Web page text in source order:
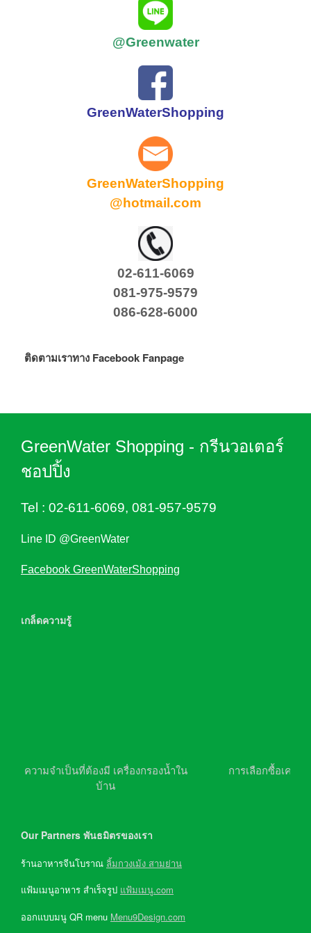
@Greenwater
GreenWaterShopping
GreenWaterShopping
@hotmail.com
02-611-6069
081-975-9579
086-628-6000
ติดตามเราทาง Facebook Fanpage
GreenWater Shopping - กรีนวอเตอร์
ชอปปิ้ง
Tel : 02-611-6069, 081-957-9579
Line ID @GreenWater
Facebook GreenWaterShopping
เกล็ดความรู้
ความจำเป็นที่ต้องมี เครื่องกรองน้ำใน
บ้าน
การเลือกซื้อเครื่อ
Our Partners พันธมิตรของเรา
ร้านอาหารจีนโบราณ ลิ้มกวงเม้ง สามย่าน
แฟ้มเมนูอาหาร สำเร็จรูป แฟ้มเมนู.com
ออกแบบมนู QR menu Menu9Design.com